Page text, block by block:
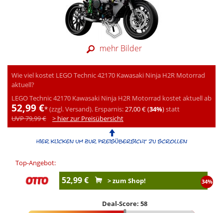
mehr Bilder
Wie viel kostet LEGO Technic 42170 Kawasaki Ninja H2R Motorrad
aktuell?
LEGO Technic 42170 Kawasaki Ninja H2R Motorrad kostet aktuell ab
52,99 €*(zzgl. Versand). Ersparnis:27,00 € (34%)statt
UVP 79,99 €
> hier zur Preisübersicht
Top-Angebot:
52,99 € 34%
> zum Shop!
Deal-Score: 58